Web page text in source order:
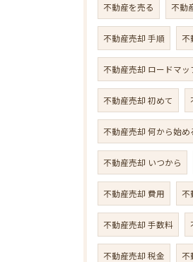
不動産を売る 不動
不動産売却 手順 不
不動産売却 ロードマッ
不動産売却 初めて
不動産売却 何から始め
不動産売却 いつから
不動産売却 費用 不
不動産売却 手数料
不動産売却 税金 不